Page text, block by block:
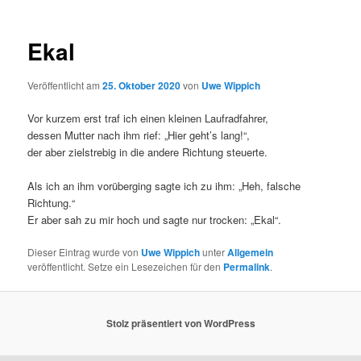
Ekal
Veröffentlicht am25. Oktober 2020von Uwe Wippich
Vor kurzem erst traf ich einen kleinen Laufradfahrer,
dessen Mutter nach ihm rief: „Hier geht’s lang!“,
der aber zielstrebig in die andere Richtung steuerte.
Als ich an ihm vorüberging sagte ich zu ihm: „Heh, falsche
Richtung.“
Er aber sah zu mir hoch und sagte nur trocken: „Ekal“.
Dieser Eintrag wurde von Uwe WippichunterAllgemein
veröffentlicht. Setze ein Lesezeichen für den Permalink.
Stolz präsentiert von WordPress